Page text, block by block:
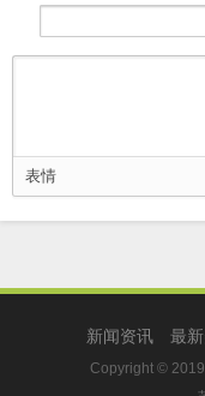
表情
新闻资讯 最
Copyright ©